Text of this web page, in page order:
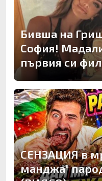
Бивша на
София!
първия си
СЕНЗАЦИЯ в
манджа"